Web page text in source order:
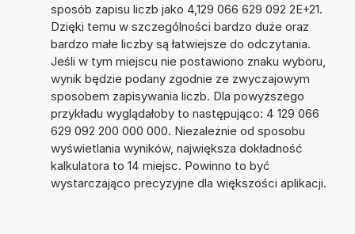
sposób zapisu liczb jako 4,129 066 629 092 2E+21.
Dzięki temu w szczególności bardzo duże oraz
bardzo małe liczby są łatwiejsze do odczytania.
Jeśli w tym miejscu nie postawiono znaku wyboru,
wynik będzie podany zgodnie ze zwyczajowym
sposobem zapisywania liczb. Dla powyższego
przykładu wyglądałoby to następująco: 4 129 066
629 092 200 000 000. Niezależnie od sposobu
wyświetlania wyników, największa dokładność
kalkulatora to 14 miejsc. Powinno to być
wystarczająco precyzyjne dla większości aplikacji.